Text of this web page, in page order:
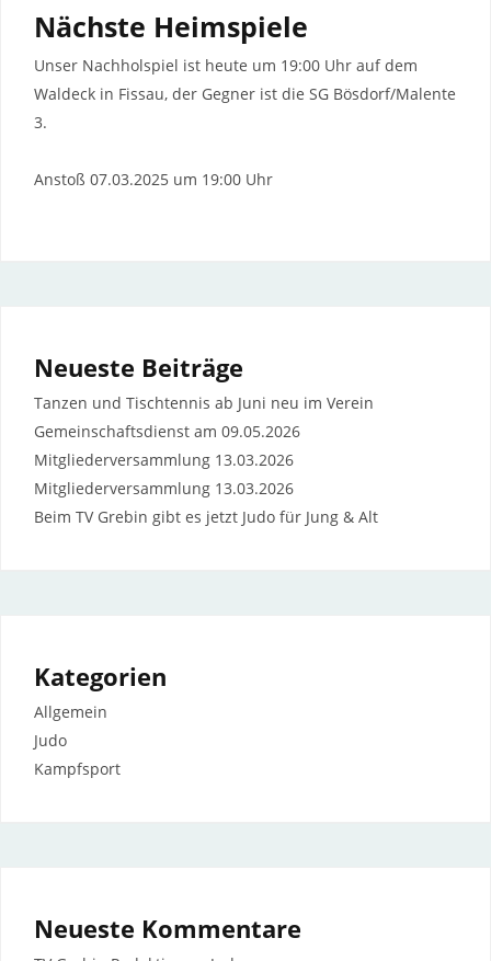
Nächste Heimspiele
Unser Nachholspiel ist heute um 19:00 Uhr auf dem
Waldeck in Fissau, der Gegner ist die SG Bösdorf/Malente
3.
Anstoß 07.03.2025 um 19:00 Uhr
Neueste Beiträge
Tanzen und Tischtennis ab Juni neu im Verein
Gemeinschaftsdienst am 09.05.2026
Mitgliederversammlung 13.03.2026
Mitgliederversammlung 13.03.2026
Beim TV Grebin gibt es jetzt Judo für Jung & Alt
Kategorien
Allgemein
Judo
Kampfsport
Neueste Kommentare